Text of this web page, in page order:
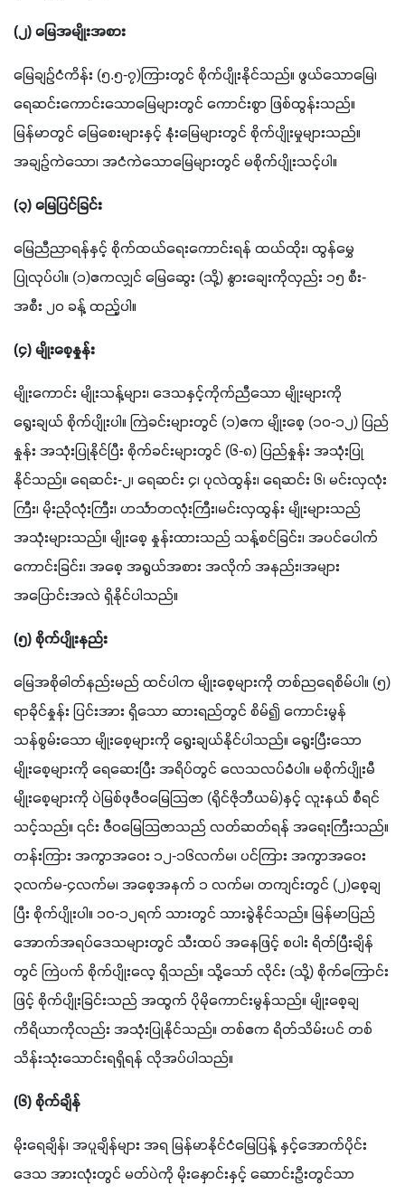
(၂) မြေအမျိုးအစား
မြေချဉ်ငံကိန်း (၅.၅-၇)ကြားတွင် စိုက်ပျိုးနိုင်သည်။ ဖွယ်သောမြေ၊
ရေဆင်းကောင်းသောမြေများတွင် ကောင်းစွာ ဖြစ်ထွန်းသည်။
မြန်မာတွင် မြေစေးများနှင့် နုံးမြေများတွင် စိုက်ပျိုးမှုများသည်။
အချဉ်ကဲသော၊ အငံကဲသောမြေများတွင် မစိုက်ပျိုးသင့်ပါ။
(၃) မြေပြင်ခြင်း
မြေညီညာရန်နှင့် စိုက်ထယ်ရေးကောင်းရန် ထယ်ထိုး၊ ထွန်မွှေ
ပြုလုပ်ပါ။ (၁)ဧကလျှင် မြေဆွေး (သို့) နွားချေးကိုလှည်း ၁၅ စီး-
အစီး ၂၀ ခန့် ထည့်ပါ။
(၄) မျိုးစေ့နှုန်း
မျိုးကောင်း မျိုးသန့်များ၊ ဒေသနှင့်ကိုက်ညီသော မျိုးများကို
ရွေးချယ် စိုက်ပျိုးပါ။ ကြဲခင်းများတွင် (၁)ဧက မျိုးစေ့ (၁၀-၁၂) ပြည်
နှုန်း အသုံးပြုနိုင်ပြီး စိုက်ခင်းများတွင် (၆-၈) ပြည်နှုန်း အသုံးပြု
နိုင်သည်။ ရေဆင်း-၂၊ ရေဆင်း ၄၊ ပုလဲထွန်း၊ ရေဆင်း ၆၊ မင်းလှလုံး
ကြီး၊ မိုးညိုလုံးကြီး၊ ဟင်္သာတလုံးကြီး၊မင်းလှထွန်း မျိုးများသည်
အသုံးများသည်။ မျိုးစေ့ နှုန်းထားသည် သန့်စင်ခြင်း၊ အပင်ပေါက်
ကောင်းခြင်း၊ အစေ့ အရွယ်အစား အလိုက် အနည်း၊အများ
အပြောင်းအလဲ ရှိနိုင်ပါသည်။
(၅) စိုက်ပျိုးနည်း
မြေအစိုဓါတ်နည်းမည် ထင်ပါက မျိုးစေ့များကို တစ်ညရေစိမ်ပါ။ (၅)
ရာခိုင်နှုန်း ပြင်းအား ရှိသော ဆားရည်တွင် စိမ်၍ ကောင်းမွန်
သန်စွမ်းသော မျိုးစေ့များကို ရွေးချယ်နိုင်ပါသည်။ ရွေးပြီးသော
မျိုးစေ့များကို ရေဆေးပြီး အရိပ်တွင် လေသလပ်ခံပါ။ မစိုက်ပျိုးမီ
မျိုးစေ့များကို ပဲမြစ်ဖုဇီဝမြေသြဇာ (ရိုင်ဇိုဘီယမ်)နှင့် လူးနယ် စီရင်
သင့်သည်။ ၎င်း ဇီဝမြေသြဇာသည် လတ်ဆတ်ရန် အရေးကြီးသည်။
တန်းကြား အကွာအဝေး ၁၂-၁၆လက်မ၊ ပင်ကြား အကွာအဝေး
၃လက်မ-၄လက်မ၊ အစေ့အနက် ၁ လက်မ၊ တကျင်းတွင် (၂)စေ့ချ
ပြီး စိုက်ပျိုးပါ။ ၁၀-၁၂ရက် သားတွင် သားခွဲနိုင်သည်။ မြန်မာပြည်
အောက်အရပ်ဒေသများတွင် သီးထပ် အနေဖြင့် စပါး ရိတ်ပြီးချိန်
တွင် ကြဲပက် စိုက်ပျိုးလေ့ ရှိသည်။ သို့သော် လိုင်း (သို့) စိုက်ကြောင်း
ဖြင့် စိုက်ပျိုးခြင်းသည် အထွက် ပိုမိုကောင်းမွန်သည်။ မျိုးစေ့ချ
ကိရိယာကိုလည်း အသုံးပြုနိုင်သည်။ တစ်ဧက ရိတ်သိမ်းပင် တစ်
သိန်းသုံးသောင်းရရှိရန် လိုအပ်ပါသည်။
(၆) စိုက်ချိန်
မိုးရေချိန်၊ အပူချိန်များ အရ မြန်မာနိုင်ငံမြေပြန့် နှင့်အောက်ပိုင်း
ဒေသ အားလုံးတွင် မတ်ပဲကို မိုးနှောင်းနှင့် ဆောင်းဦးတွင်သာ